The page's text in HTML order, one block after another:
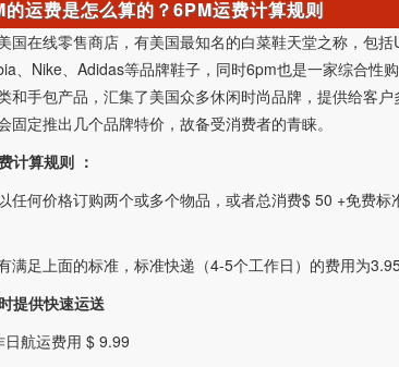
的运费是怎么算的？6PM运费计算规则
国在线零售商店，有美国最知名的白菜鞋天堂之称，包括
、Nike、Adidas等品牌鞋子，同时6pm也是一家综合性
和手包产品，汇集了美国众多休闲时尚品牌，提供给客
固定推出几个品牌特价，故备受消费者的青睐。
计算规则 ：
任何价格订购两个或多个物品，或者总消费$ 50 +免费标
满足上面的标准，标准快递（4-5个工作日）的费用为3.95
提供快速运送
日航运费用 $ 9.99